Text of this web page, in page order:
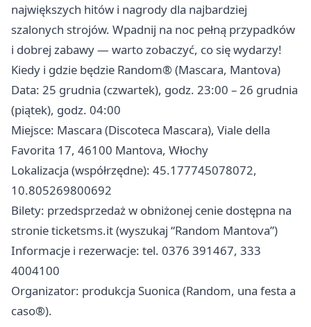
największych hitów i nagrody dla najbardziej
szalonych strojów. Wpadnij na noc pełną przypadków
i dobrej zabawy — warto zobaczyć, co się wydarzy!
Kiedy i gdzie będzie Random® (Mascara, Mantova)
Data: 25 grudnia (czwartek), godz. 23:00 – 26 grudnia
(piątek), godz. 04:00
Miejsce: Mascara (Discoteca Mascara), Viale della
Favorita 17, 46100 Mantova, Włochy
Lokalizacja (współrzędne): 45.177745078072,
10.805269800692
Bilety: przedsprzedaż w obniżonej cenie dostępna na
stronie ticketsms.it (wyszukaj “Random Mantova”)
Informacje i rezerwacje: tel. 0376 391467, 333
4004100
Organizator: produkcja Suonica (Random, una festa a
caso®).